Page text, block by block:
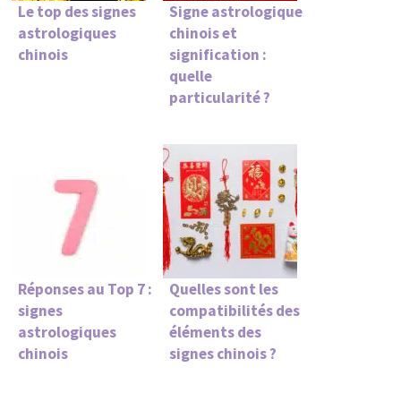
Le top des signes
astrologiques
chinois
Signe astrologique
chinois et
signification :
quelle
particularité ?
Réponses au Top 7 :
signes
astrologiques
chinois
Quelles sont les
compatibilités des
éléments des
signes chinois ?